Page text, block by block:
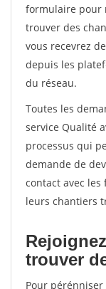
formulaire pour
trouver des
vous recevrez
depuis les
du réseau.
Toutes les
service Qualité
processus qui
demande de
contact avec
leurs chantiers
trouver
Pour